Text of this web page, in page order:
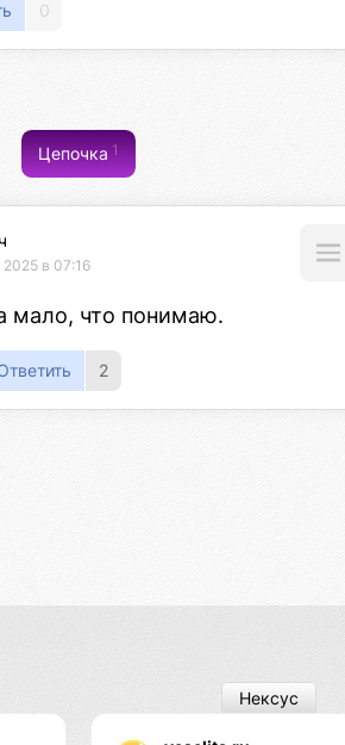
0
Цепочка1
2025 в 07:16
мало, что понимаю.
2
Нексус